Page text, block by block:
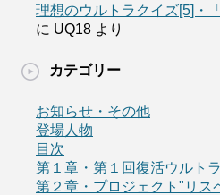
理想のウルトラクイズ[5]・
に UQ18 より
カテゴリー
お知らせ・その他
登場人物
目次
第１章・第１回復活ウルト
第２章・プロジェクト"リス